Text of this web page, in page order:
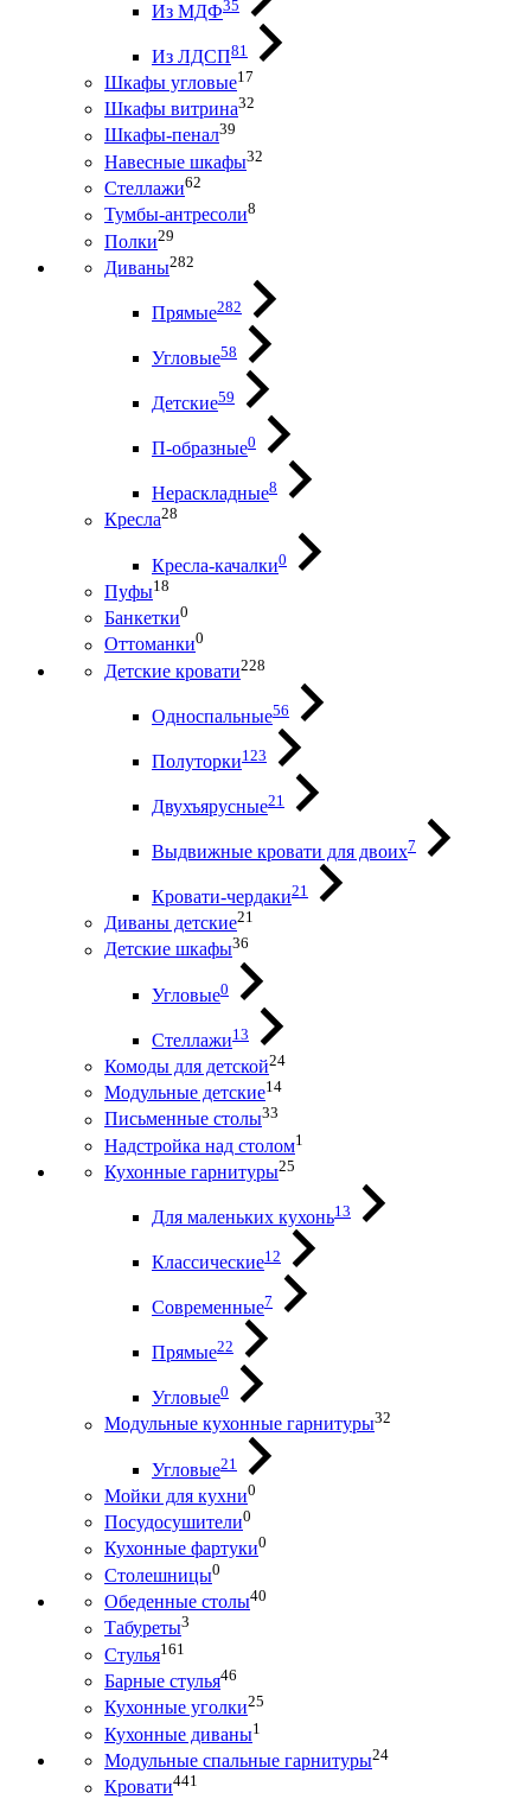
Из МДФ35
Из ЛДСП81
Шкафы угловые17
Шкафы витрина32
Шкафы-пенал39
Навесные шкафы32
Стеллажи62
Тумбы-антресоли8
Полки29
Диваны282
Прямые282
Угловые58
Детские59
П-образные0
Нераскладные8
Кресла28
Кресла-качалки0
Пуфы18
Банкетки0
Оттоманки0
Детские кровати228
Односпальные56
Полуторки123
Двухъярусные21
Выдвижные кровати для двоих7
Кровати-чердаки21
Диваны детские21
Детские шкафы36
Угловые0
Стеллажи13
Комоды для детской24
Модульные детские14
Письменные столы33
Надстройка над столом1
Кухонные гарнитуры25
Для маленьких кухонь13
Классические12
Современные7
Прямые22
Угловые0
Модульные кухонные гарнитуры32
Угловые21
Мойки для кухни0
Посудосушители0
Кухонные фартуки0
Столешницы0
Обеденные столы40
Табуреты3
Стулья161
Барные стулья46
Кухонные уголки25
Кухонные диваны1
Модульные спальные гарнитуры24
Кровати441